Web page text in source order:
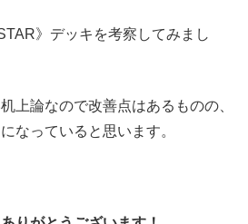
》デッキを考察してみまし
上論なので改善点はあるものの、
なっていると思います。